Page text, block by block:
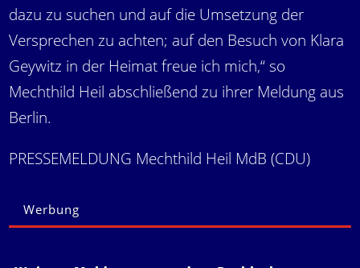
dazu zu suchen und auf die Umsetzung der
Versprechen zu achten; auf den Besuch von Klara
Geywitz in der Heimat freue ich mich,“ so
Mechthild Heil abschließend zu ihrer Meldung aus
Berlin.
PRESSEMELDUNG Mechthild Heil MdB (CDU)
Werbung